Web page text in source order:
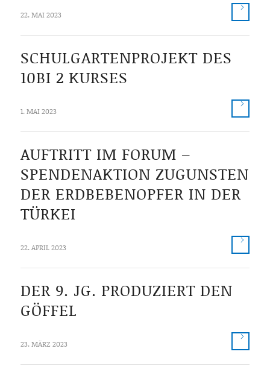
22. MAI 2023
SCHULGARTENPROJEKT DES
10BI 2 KURSES
1. MAI 2023
AUFTRITT IM FORUM –
SPENDENAKTION ZUGUNSTEN
DER ERDBEBENOPFER IN DER
TÜRKEI
22. APRIL 2023
DER 9. JG. PRODUZIERT DEN
GÖFFEL
23. MÄRZ 2023